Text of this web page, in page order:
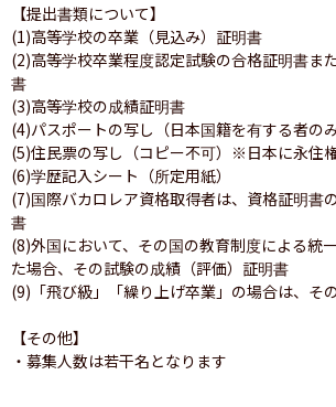
【提出書類について】
(1)高等学校の卒業（見込み）証明書
(2)高等学校卒業程度認定試験の合格証明書ま
書
(3)高等学校の成績証明書
(4)パスポートの写し（日本国籍を有する者のみ
(5)住民票の写し（コピー不可）※日本に永住
(6)学歴記入シート（所定用紙）
(7)国際バカロレア資格取得者は、資格証明書
書
(8)外国において、その国の教育制度による統
た場合、その試験の成績（評価）証明書
(9)「飛び級」「繰り上げ卒業」の場合は、そ
【その他】